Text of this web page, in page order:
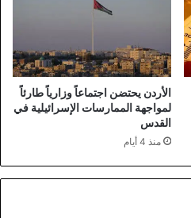
الأردن يحتضن اجتماعاً وزارياً طارئاً
لمواجهة الممارسات الإسرائيلية في
القدس
منذ 4 أيام